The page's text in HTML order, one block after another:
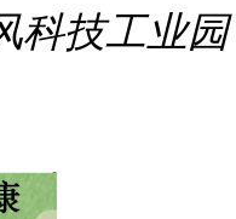
科技工业园